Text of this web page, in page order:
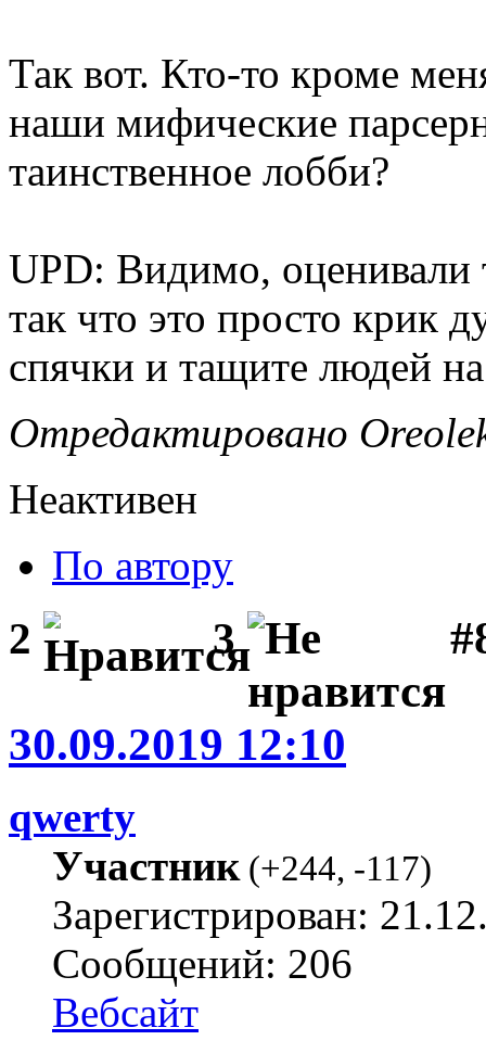
Так вот. Кто-то кроме
наши мифические
таинственное лобби?
UPD: Видимо, оценивали
так что это просто крик
спячки и тащите людей
Отредактировано
Неактивен
По автору
2 3
30.09.2019 12:10
qwerty
Участник(+244, -117)
Зарегистрирован:
Сообщений: 206
Вебсайт